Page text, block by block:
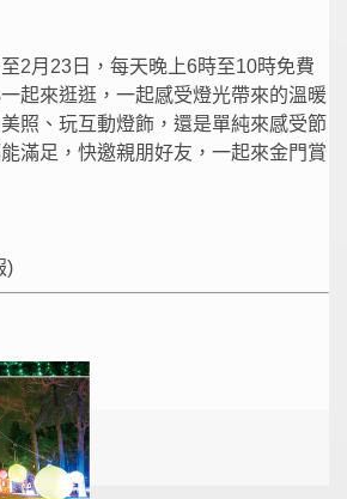
2月23日，每天晚上6時至10時免費
起來逛逛，一起感受燈光帶來的溫暖
照、玩互動燈飾，還是單純來感受節
滿足，快邀親朋好友，一起來金門賞
)